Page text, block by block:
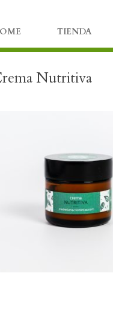
TIENDA
Nutritiva